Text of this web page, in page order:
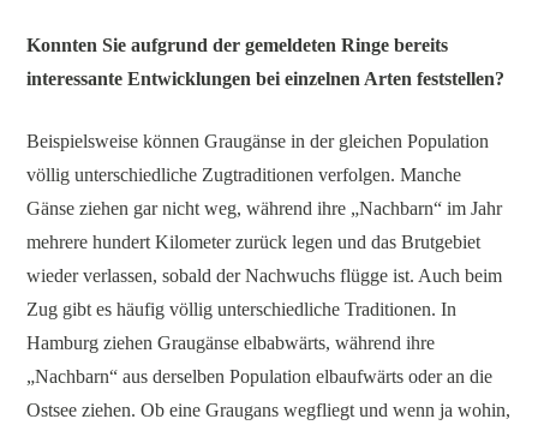
Konnten Sie aufgrund der gemeldeten Ringe bereits
interessante Entwicklungen bei einzelnen Arten feststellen?
Beispielsweise können Graugänse in der gleichen Population
völlig unterschiedliche Zugtraditionen verfolgen. Manche
Gänse ziehen gar nicht weg, während ihre „Nachbarn“ im Jahr
mehrere hundert Kilometer zurück legen und das Brutgebiet
wieder verlassen, sobald der Nachwuchs flügge ist. Auch beim
Zug gibt es häufig völlig unterschiedliche Traditionen. In
Hamburg ziehen Graugänse elbabwärts, während ihre
„Nachbarn“ aus derselben Population elbaufwärts oder an die
Ostsee ziehen. Ob eine Graugans wegfliegt und wenn ja wohin,